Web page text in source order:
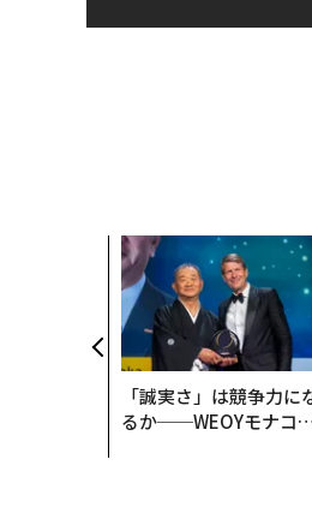
「誠実さ」は競争力に
るか──WEOYモナコ